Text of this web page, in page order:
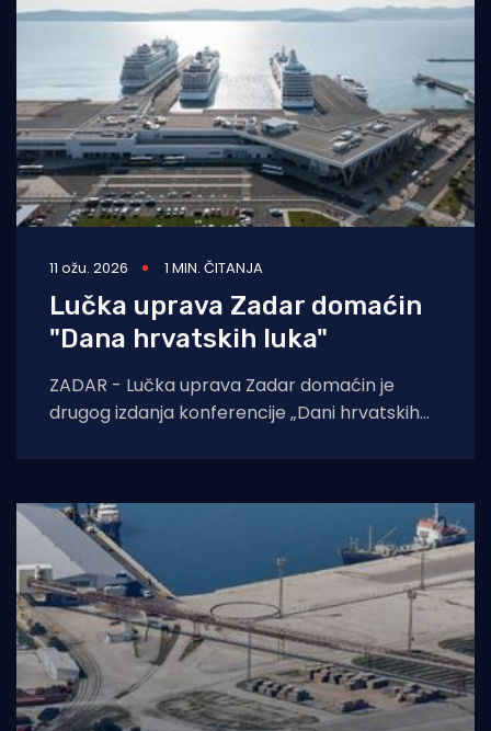
Pomorstvo
Ekologija
Tradicija i kultura
11 ožu. 2026 1 MIN. ČITANJA
Lučka uprava Zadar domaćin
"Dana hrvatskih luka"
ZADAR - Lučka uprava Zadar domaćin je
drugog izdanja konferencije „Dani hrvatskih